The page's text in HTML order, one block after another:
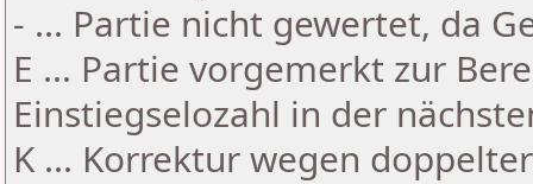
- ... Partie nicht gewertet, da
E ... Partie vorgemerkt zur
Einstiegselozahl in der
K ... Korrektur wegen